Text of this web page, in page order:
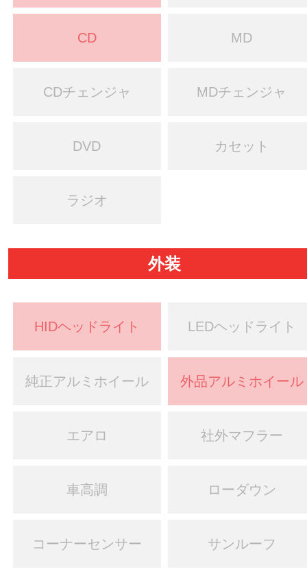
CD MD
CDチェンジャ MDチェンジャ
DVD カセット
ラジオ
外装
HIDヘッドライト LEDヘッドライト
純正アルミホイール 外品アルミホイール
エアロ 社外マフラー
車高調 ローダウン
コーナーセンサー サンルーフ